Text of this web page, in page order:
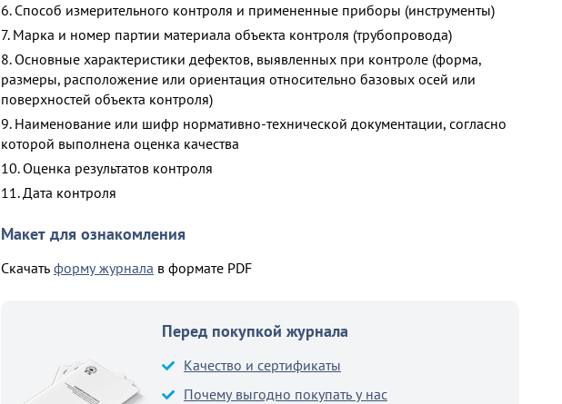
6. Способ измерительного контроля и примененные приборы (инструменты)
7. Марка и номер партии материала объекта контроля (трубопровода)
8. Основные характеристики дефектов, выявленных при контроле (форма,
размеры, расположение или ориентация относительно базовых осей или
поверхностей объекта контроля)
9. Наименование или шифр нормативно-технической документации, согласно
которой выполнена оценка качества
10. Оценка результатов контроля
11. Дата контроля
Макет для ознакомления
Скачать форму журнала в формате PDF
Перед покупкой журнала
Качество и сертификаты
Почему выгодно покупать у нас